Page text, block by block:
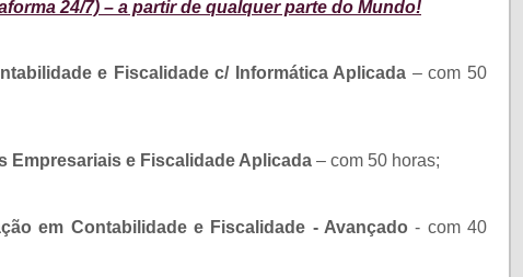
24/7) – a partir de qualquer parte do Mundo!
e Fiscalidade c/ Informática Aplicada – com 50
Empresariais e Fiscalidade Aplicada – com 50 horas;
em Contabilidade e Fiscalidade - Avançado - com 40